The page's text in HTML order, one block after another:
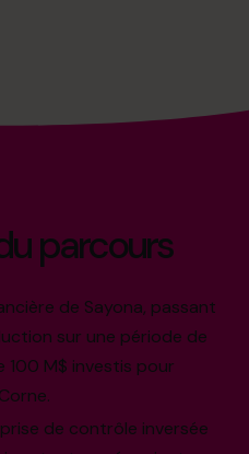
parcours
de Sayona, passant
sur une période de
100 M$ investis pour
de contrôle inversée